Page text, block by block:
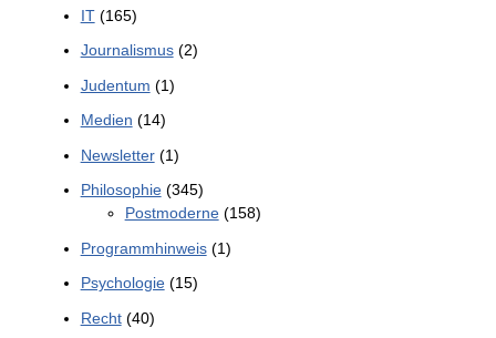
IT(165)
Journalismus(2)
Judentum (1)
Medien (14)
Newsletter(1)
Philosophie(345)
Postmoderne(158)
Programmhinweis(1)
Psychologie(15)
Recht(40)